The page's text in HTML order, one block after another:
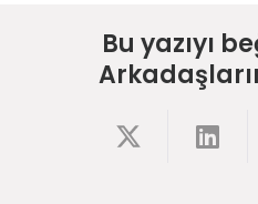
Bu yazıyı